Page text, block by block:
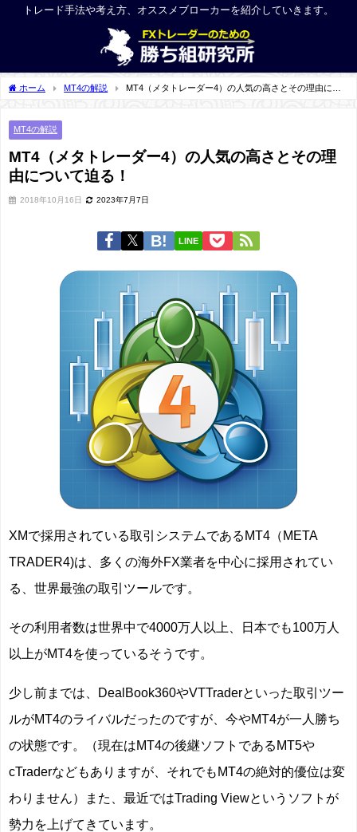
トレード手法や考え方、オススメブローカーを紹介していきます。
ホーム MT4の解説
MT4（メタトレーダー4）の人気の高さとその理由につ
MT4の解説
MT4（メタトレーダー4）の人気の高さとその理
由について迫る！
2018年10月16日 2023年7月7日
LINE
XMで採用されている取引システムであるMT4（META
TRADER4)は、多くの海外FX業者を中心に採用されてい
る、世界最強の取引ツールです。
その利用者数は世界中で4000万人以上、日本でも100万人
以上がMT4を使っているそうです。
少し前までは、DealBook360やVTTraderといった取引ツー
ルがMT4のライバルだったのですが、今やMT4が一人勝ち
の状態です。（現在はMT4の後継ソフトであるMT5や
cTraderなどもありますが、それでもMT4の絶対的優位は変
わりません）また、最近ではTrading Viewというソフトが
勢力を上げてきています。